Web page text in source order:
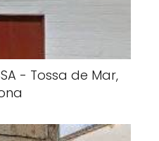
- Tossa de Mar,